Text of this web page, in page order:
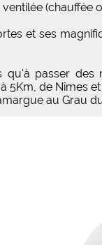
(chauffée
et ses
qu'à passer
5Km, de Nîmes
au Grau du